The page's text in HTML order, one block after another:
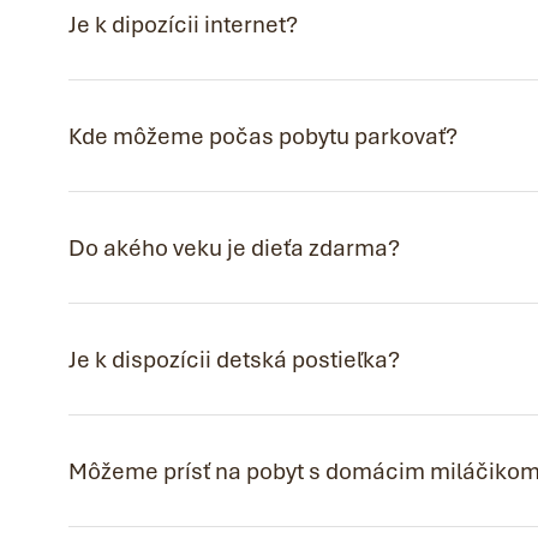
Je k dipozícii internet?
Kde môžeme počas pobytu parkovať?
Do akého veku je dieťa zdarma?
Je k dispozícii detská postieľka?
Môžeme prísť na pobyt s domácim